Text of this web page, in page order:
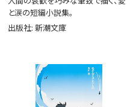
と涙の短編小説集。
出版社: 新潮文庫